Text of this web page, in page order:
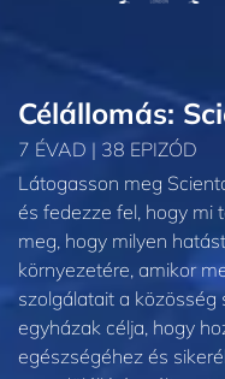
Célállomás:
7 ÉVAD | 38 EPIZÓD
Látogasson meg
és fedezze fel, hogy mi
meg, hogy milyen
környezetére, amikor
szolgálatait a közösség
egyházak célja, hogy
egészségéhez és